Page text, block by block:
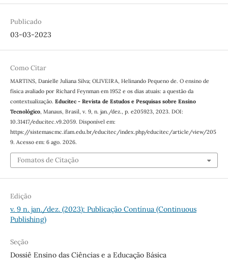
Publicado
03-03-2023
Como Citar
MARTINS, Danielle Juliana Silva; OLIVEIRA, Helinando Pequeno de. O ensino de
física avaliado por Richard Feynman em 1952 e os dias atuais: a questão da
contextualização. Educitec - Revista de Estudos e Pesquisas sobre Ensino
Tecnológico, Manaus, Brasil, v. 9, n. jan./dez., p. e205923, 2023. DOI:
10.31417/educitec.v9.2059. Disponível em:
https://sistemascmc.ifam.edu.br/educitec/index.php/educitec/article/view/205
9. Acesso em: 6 ago. 2026.
Fomatos de Citação
Edição
v. 9 n. jan./dez. (2023): Publicação Contínua (Continuous
Publishing)
Seção
Dossiê Ensino das Ciências e a Educação Básica